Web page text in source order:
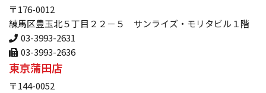
〒176-0012
練馬区豊玉北５丁目２２－５ サンライズ・モリタビル１階
03-3993-2631
03-3993-2636
東京蒲田店
〒144-0052